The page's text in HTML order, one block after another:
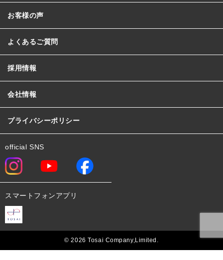
お客様の声
よくあるご質問
採用情報
会社情報
プライバシーポリシー
official SNS
スマートフォンアプリ
© 2026 Tosai Company,Limited.